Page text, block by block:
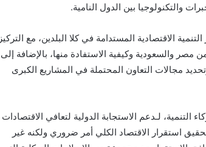
والتكنولوجيا بين الدول النامية.
الاقتصادية المستدامة في كلا البلدين، مع التركيز
مصر والسعودية وكيفية الاستفادة منها، بالإضافة إلى
مجالات التعاون المحتملة في المشاريع الكبرى
لـدعم الاستجابة الدولية لتعافي الاقتصادات
استقرار الاقتصاد الكلي أمر ضروري ولكنه غير